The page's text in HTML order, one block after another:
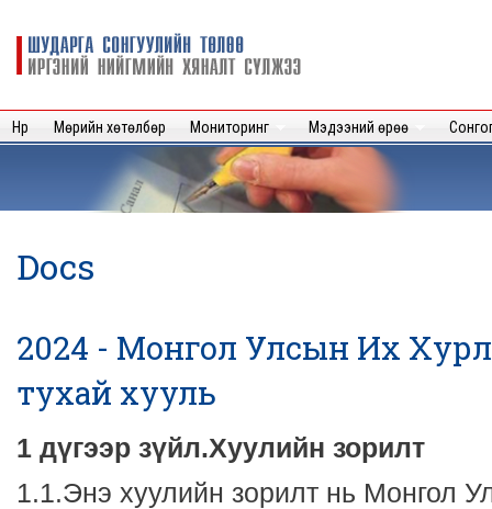
Шударга
сонгуулийн
нийгмийн
хяналт
Нүүр Мөрийн хөтөлбөр Мониторинг Мэдээний өрөө
Docs
2024 - Монгол Улсын Их
тухай хууль
1 дүгээр зүйл.Хуулийн зорилт
1.1.Энэ хуулийн зорилт нь Монгол